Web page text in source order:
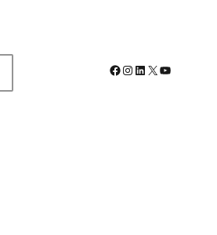
Facebook
Instagram
LinkedIn
X YouTube